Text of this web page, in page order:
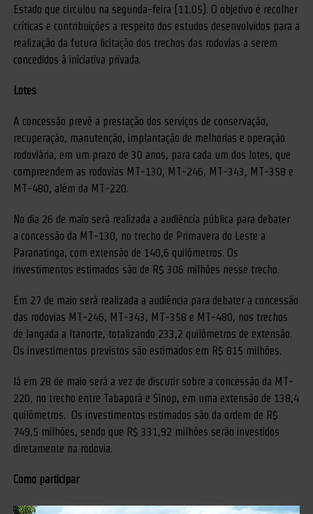
Estado que circulou na segunda-feira (11.05). O objetivo é recolher
críticas e contribuições a respeito dos estudos desenvolvidos para a
realização da futura licitação dos trechos das rodovias a serem
concedidos à iniciativa privada.
Lotes
A concessão prevê a prestação dos serviços de conservação,
recuperação, manutenção, implantação de melhorias e operação
rodoviária, em um prazo de 30 anos, para cada um dos lotes, que
compreendem as rodovias MT-130, MT-246, MT-343, MT-358 e
MT-480, além da MT-220.
No dia 26 de maio será realizada a audiência pública para debater
a concessão da MT-130, no trecho de Primavera do Leste a
Paranatinga, com extensão de 140,6 quilômetros. Os
investimentos estimados são de R$ 306 milhões nesse trecho.
Em 27 de maio será realizada a audiência para debater a concessão
das rodovias MT-246, MT-343, MT-358 e MT-480, nos trechos
de Jangada a Itanorte, totalizando 233,2 quilômetros de extensão.
Os investimentos previstos são estimados em R$ 815 milhões.
Já em 28 de maio será a vez de discutir sobre a concessão da MT-
220, no trecho entre Tabaporã e Sinop, em uma extensão de 138,4
quilômetros. Os investimentos estimados são da ordem de R$
749,5 milhões, sendo que R$ 331,92 milhões serão investidos
diretamente na rodovia.
Como participar